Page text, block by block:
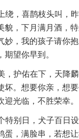
绕，喜鹊枝头叫，
貌，下月满月酒，
妙，我的孩子请你
望你早到。
，护佑在下，天降
坏。想要你亲，想
光临，不胜荣幸。
特别日，犬子百日
蛋，满脸串，若想